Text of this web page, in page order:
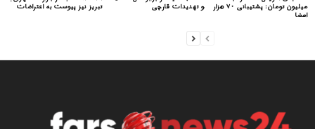
تبریز نیز پیوست به اعتراضات و تهدیدات قارچی میلیون تومان: پشتیبانی ۷۰ هزار
امضا